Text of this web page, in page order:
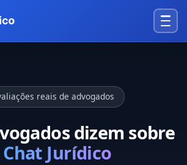
reais de advogados
dizem sobre
Chat Jurídico